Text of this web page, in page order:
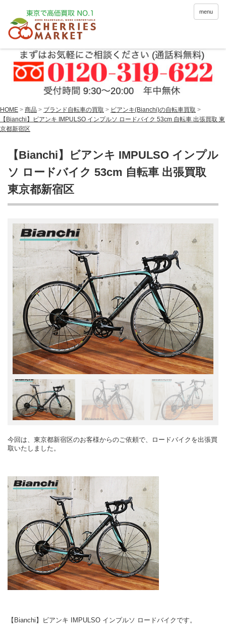
menu
HOME > 商品 > ブランド自転車の買取 > ビアンキ(Bianchi)の自転車買取 >
【Bianchi】ビアンキ IMPULSO インプルソ ロードバイク 53cm 自転車 出張買取 東
京都新宿区
【Bianchi】ビアンキ IMPULSO インプル
ソ ロードバイク 53cm 自転車 出張買取
東京都新宿区
今回は、東京都新宿区のお客様からのご依頼で、ロードバイクを出張買
取いたしました。
【Bianchi】ビアンキ IMPULSO インプルソ ロードバイクです。